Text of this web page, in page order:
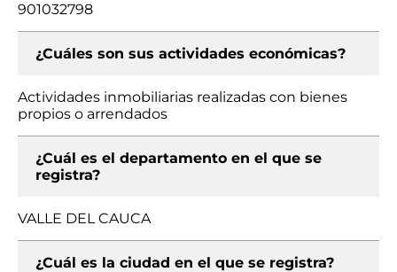
901032798
¿Cuáles son sus actividades económicas?
Actividades inmobiliarias realizadas con bienes
propios o arrendados
¿Cuál es el departamento en el que se
registra?
VALLE DEL CAUCA
¿Cuál es la ciudad en el que se registra?